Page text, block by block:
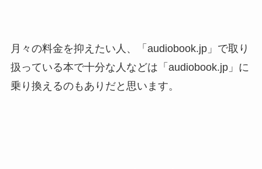
月々の料金を抑えたい人、「audiobook.jp」で取り
扱っている本で十分な人などは「audiobook.jp」に
乗り換えるのもありだと思います。